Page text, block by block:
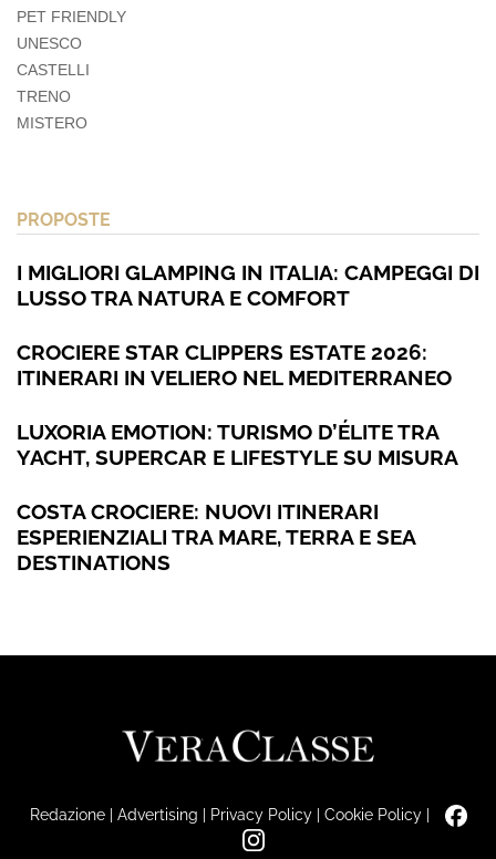
PET FRIENDLY
UNESCO
CASTELLI
TRENO
MISTERO
PROPOSTE
I MIGLIORI GLAMPING IN ITALIA: CAMPEGGI DI
LUSSO TRA NATURA E COMFORT
CROCIERE STAR CLIPPERS ESTATE 2026:
ITINERARI IN VELIERO NEL MEDITERRANEO
LUXORIA EMOTION: TURISMO D’ÉLITE TRA
YACHT, SUPERCAR E LIFESTYLE SU MISURA
COSTA CROCIERE: NUOVI ITINERARI
ESPERIENZIALI TRA MARE, TERRA E SEA
DESTINATIONS
Redazione| Advertising | Privacy Policy| Cookie Policy|